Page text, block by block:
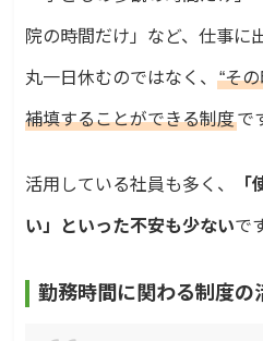
院の時間だけ」など、仕事に
丸一日休むのではなく、“そ
補填することができる制度で
活用している社員も多く、
い」といった不安も少ないで
勤務時間に関わる制度の